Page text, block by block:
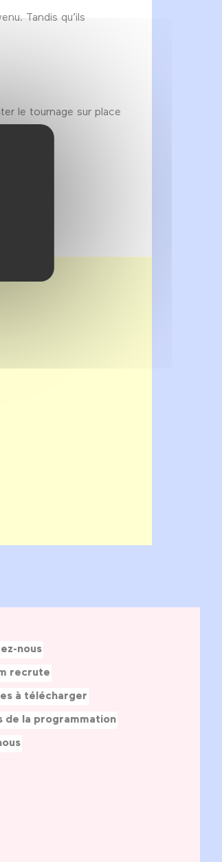
Tandis qu’ils
le tournage sur place
nous
recrute
à télécharger
de la programmation